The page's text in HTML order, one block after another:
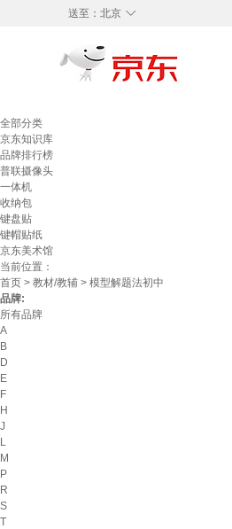
◇
送至： 北京
全部分类
京东知识库
品牌排行榜
普联摄像头
一体机
收纳包
键盘贴
键帽贴纸
京东美术馆
当前位置：
首页 > 教材/教辅 > 模型解题法初中
品牌:
所有品牌
A
B
D
E
F
H
J
L
M
P
R
S
T